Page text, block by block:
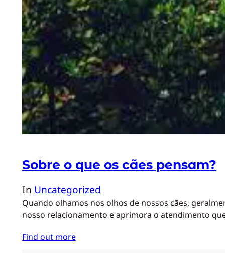
Sobre o que os cães pensam?
In Uncategorized
Quando olhamos nos olhos de nossos cães,
nosso relacionamento e aprimora o atendimento
Find out more